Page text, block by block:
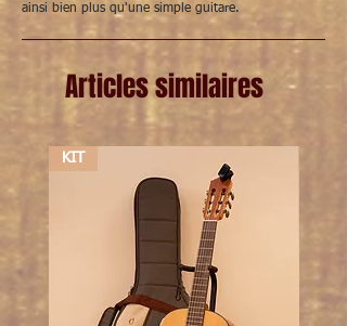
Actie 12fret bas 2.5 mm
Actie 12fret diskant
Bebalking
scalloped X
Radius toets 16'' radius
Martin Logo
Hoogglans
cellulose
ainsi bien plus qu'une simple guitare.
Articles similaires
KIT